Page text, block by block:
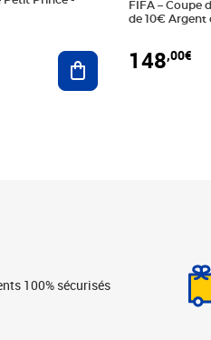
Ajouter au panier
FIFA – Coupe
de 10€ Argent
148,00€
100% sécurisés